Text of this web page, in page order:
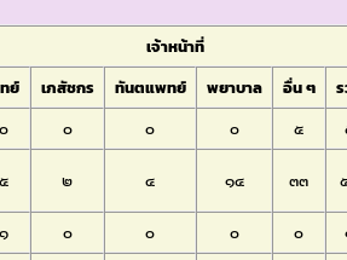
เจ้าหน้าที่
ย์
เภสัชกร ทันตแพทย์ พยาบาล อื่น ๆ
๐ ๐ ๐ ๐ ๕
๕ ๒ ๔ ๑๔ ๓๓
๑ ๐ ๐ ๐ ๐